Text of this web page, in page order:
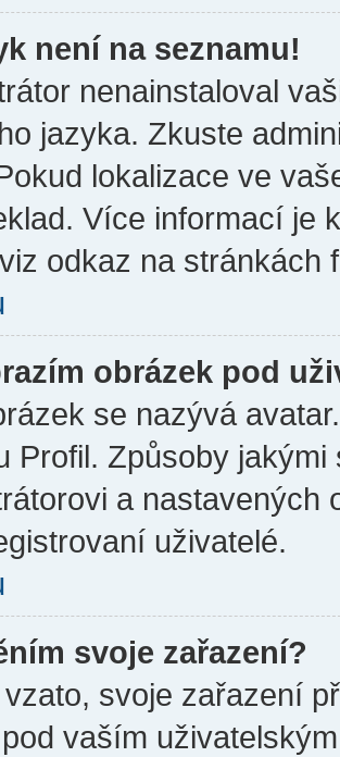
není na seznamu!
nenainstaloval
jazyka. Zkuste
lokalizace ve
Více informací je
odkaz na stránkách
obrázek pod
se nazývá
Profil. Způsoby
a nastavených
uživatelé.
svoje zařazení?
svoje zařazení
vaším